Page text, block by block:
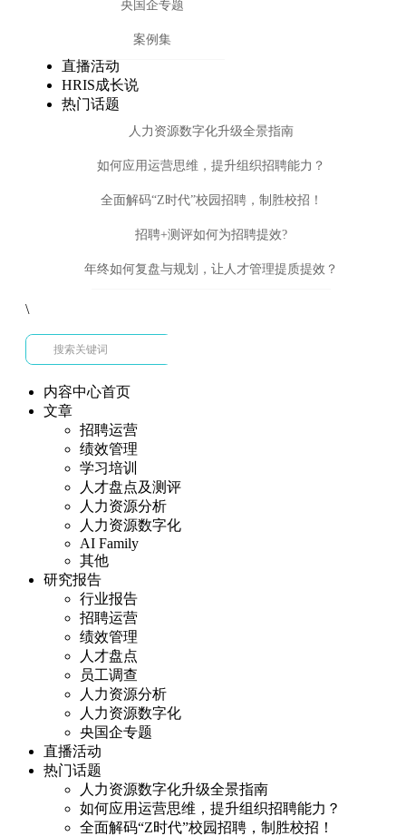
央国企专题
案例集
直播活动
HRIS成长说
热门话题
人力资源数字化升级全景指南
如何应用运营思维，提升组织招聘能力？
全面解码“Z时代”校园招聘，制胜校招！
招聘+测评如何为招聘提效?
年终如何复盘与规划，让人才管理提质提效？
\
内容中心首页
文章
招聘运营
绩效管理
学习培训
人才盘点及测评
人力资源分析
人力资源数字化
AI Family
其他
研究报告
行业报告
招聘运营
绩效管理
人才盘点
员工调查
人力资源分析
人力资源数字化
央国企专题
直播活动
热门话题
人力资源数字化升级全景指南
如何应用运营思维，提升组织招聘能力？
全面解码“Z时代”校园招聘，制胜校招！